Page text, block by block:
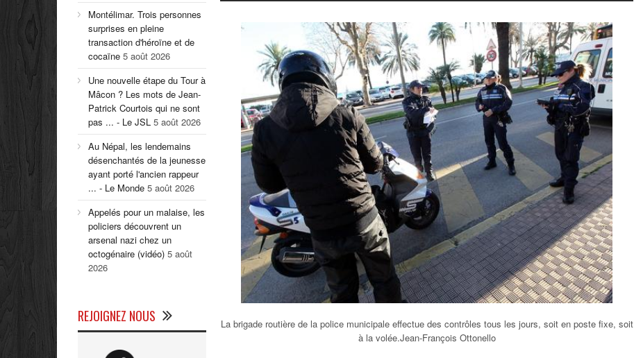
La brigade routière de la police municipale effectue des contrôles tous les jours, soit en poste fixe, soit
à la volée.Jean-François Ottonello
Montélimar. Trois personnes
surprises en pleine
transaction d'héroïne et de
cocaïne 5 août 2026
Une nouvelle étape du Tour à
Mâcon ? Les mots de Jean-
Patrick Courtois qui ne sont
pas ... - Le JSL 5 août 2026
Au Népal, les lendemains
désenchantés de la jeunesse
ayant porté l'ancien rappeur
... - Le Monde 5 août 2026
Appelés pour un malaise, les
policiers découvrent un
arsenal nazi chez un
octogénaire (vidéo) 5 août
2026
REJOIGNEZ NOUS